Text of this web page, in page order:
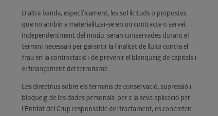
D’altra banda, específicament, les sol·licituds o propostes
que no arribin a materialitzar-se en un contracte o servei,
independentment del motiu, seran conservades durant el
termini necessari per garantir la finalitat de lluita contra el
frau en la contractació i de prevenir el blanqueig de capitals i
el finançament del terrorisme.
Les directrius sobre els terminis de conservació, supressió i
bloqueig de les dades personals, per a la seva aplicació per
l’Entitat del Grup responsable del tractament, es concreten